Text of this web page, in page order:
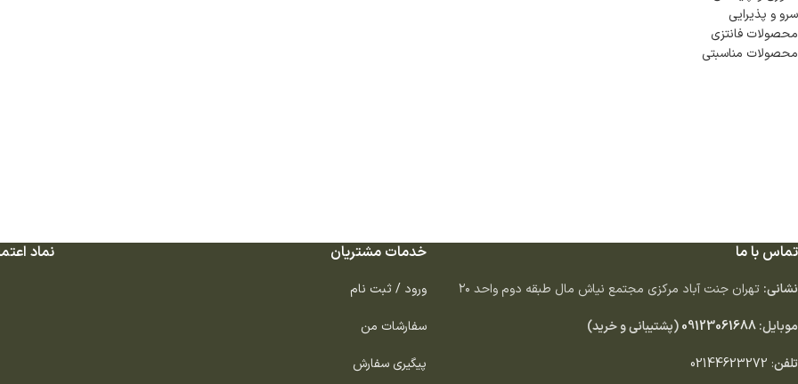
سرو و پذيرايى
محصولات فانتزی
محصولات مناسبتی
تماس با ما
نشانی: تهران جنت آباد مركزى مجتمع نياش مال طبقه دوم واحد ٢٠
موبایل:09123061688(پشتیبانی و خرید)
تلفن:
02144623272
خدمات مشتریان
ورود / ثبت نام
سفارشات من
پیگیری سفارش
نماد